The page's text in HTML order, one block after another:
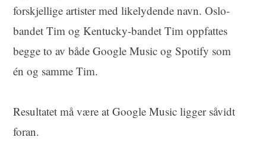
forskjellige artister med likelydende navn. Oslo-
bandet Tim og Kentucky-bandet Tim oppfattes
begge to av både Google Music og Spotify som
én og samme Tim.
Resultatet må være at Google Music ligger såvidt
foran.